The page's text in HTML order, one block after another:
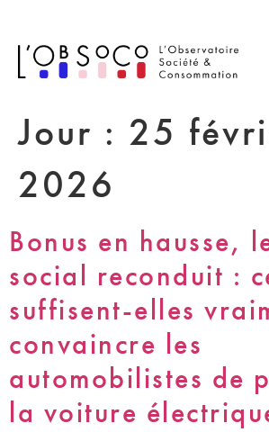
Jour : 25
2026
Bonus en hausse,
social reconduit :
suffisent-elles
convaincre les
automobilistes de
la voiture